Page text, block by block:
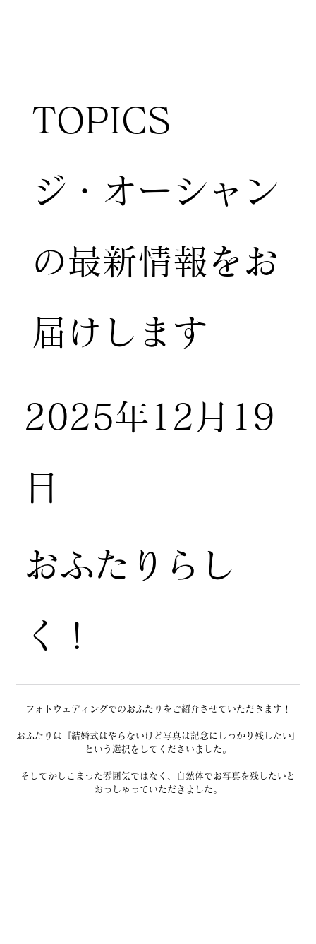
フォトウェディングでのおふたりをご紹介させていただきます！
おふたりは『結婚式はやらないけど写真は記念にしっかり残したい』
という選択をしてくださいました。
そしてかしこまった雰囲気ではなく、自然体でお写真を残したいと
おっしゃっていただきました。
おふたりらし
く！
TOPICS
ジ・オーシャン
の最新情報をお
届けします
2025年12月19
日